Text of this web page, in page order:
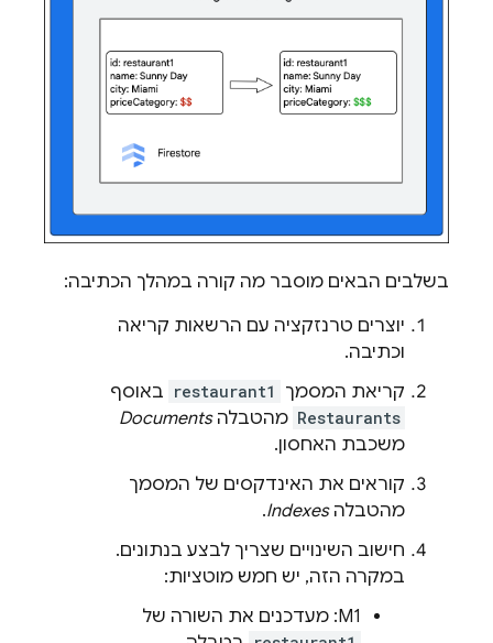
בשלבים הבאים מוסבר מה קורה במהלך הכתיבה:
יוצרים טרנזקציה עם הרשאות קריאה
וכתיבה.
קריאת המסמך
restaurant1 באוסף
Restaurants מהטבלהDocuments
משכבת האחסון.
קוראים את האינדקסים של המסמך
מהטבלהIndexes
.
חישוב השינויים שצריך לבצע בנתונים.
במקרה הזה, יש חמש מוטציות:
‫M1: מעדכנים את השורה של